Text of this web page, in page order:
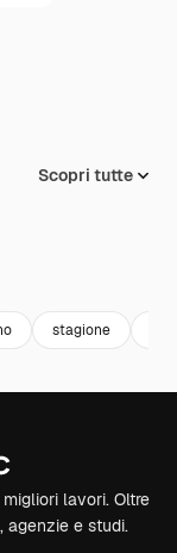
Scopri tutte
stagione
lavori. Oltre
agenzie e studi.